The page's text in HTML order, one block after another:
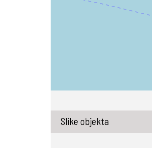
Slike objekta